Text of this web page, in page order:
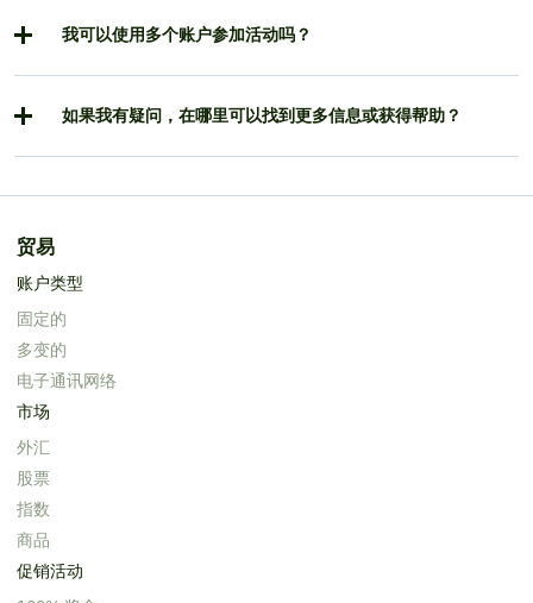
我可以使用多个账户参加活动吗？
如果我有疑问，在哪里可以找到更多信息或获得帮助？
贸易
账户类型
固定的
多变的
电子通讯网络
市场
外汇
股票
指数
商品
促销活动